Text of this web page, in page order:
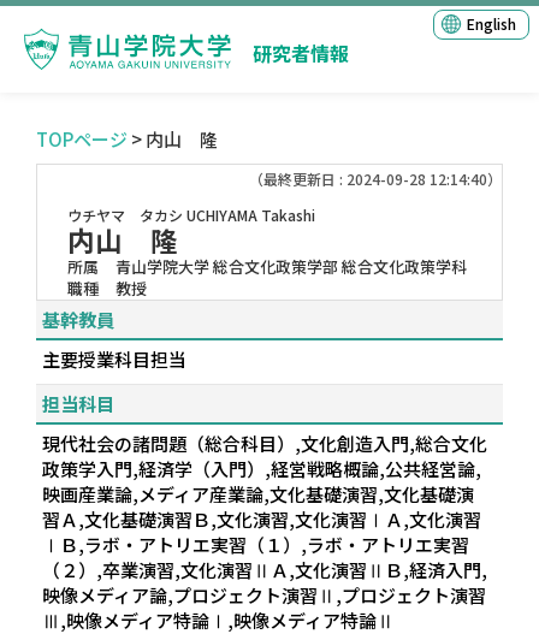
研究者情報
English
TOPページ > 内山 隆
（最終更新日 : 2024-09-28 12:14:40）
ウチヤマ タカシ UCHIYAMA Takashi
内山 隆
所属
青山学院大学 総合文化政策学部 総合文化政策学科
職種
教授
基幹教員
主要授業科目担当
担当科目
現代社会の諸問題（総合科目）,文化創造入門,総合文化
政策学入門,経済学（入門）,経営戦略概論,公共経営論,
映画産業論,メディア産業論,文化基礎演習,文化基礎演
習Ａ,文化基礎演習Ｂ,文化演習,文化演習ⅠＡ,文化演習
ⅠＢ,ラボ・アトリエ実習（１）,ラボ・アトリエ実習
（２）,卒業演習,文化演習ⅡＡ,文化演習ⅡＢ,経済入門,
映像メディア論,プロジェクト演習Ⅱ,プロジェクト演習
Ⅲ,映像メディア特論Ⅰ,映像メディア特論Ⅱ